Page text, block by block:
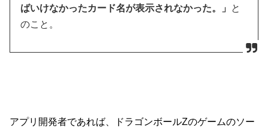
ばいけなかったカード名が表示されなかった。」
と
のこと。
アプリ開発者であれば、ドラゴンボールZのゲームのソー